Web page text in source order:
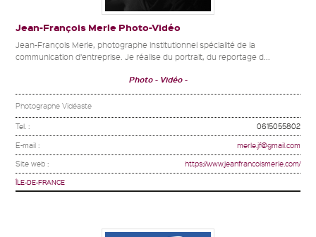
Jean-François Merle Photo-Vidéo
Jean-François Merle, photographe institutionnel spécialité de la
communication d’entreprise. Je réalise du portrait, du reportage d...
Photo Vidéo
Photographe Vidéaste
Tel. : 0615055802
E-mail : merle.jf@gmail.com
Site web : https://www.jeanfrancoismerle.com/
ÎLE-DE-FRANCE